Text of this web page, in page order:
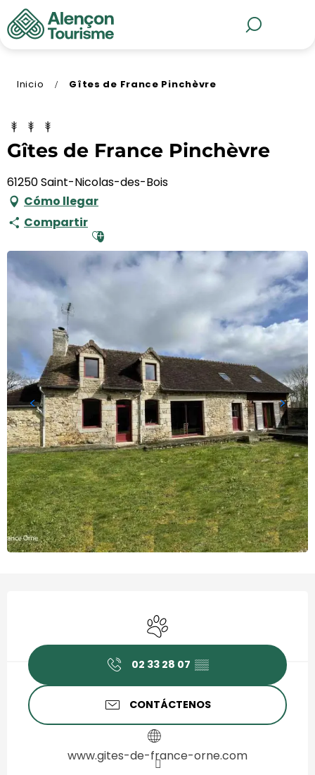
Aller
au
contenu
Inicio Gîtes de France Pinchèvre
Gîtes de France Pinchèvre
61250 Saint-Nicolas-des-Bois
Cómo llegar
Compartir Ajouter aux favoris
Se aceptan animales
02 33 28 07 ▒▒
CONTÁCTENOS
www.gites-de-france-orne.com